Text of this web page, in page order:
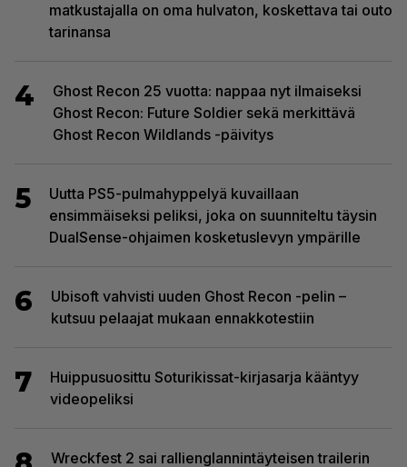
matkustajalla on oma hulvaton, koskettava tai outo
tarinansa
4
Ghost Recon 25 vuotta: nappaa nyt ilmaiseksi
Ghost Recon: Future Soldier sekä merkittävä
Ghost Recon Wildlands -päivitys
5
Uutta PS5-pulmahyppelyä kuvaillaan
ensimmäiseksi peliksi, joka on suunniteltu täysin
DualSense-ohjaimen kosketuslevyn ympärille
6
Ubisoft vahvisti uuden Ghost Recon -pelin –
kutsuu pelaajat mukaan ennakkotestiin
7
Huippusuosittu Soturikissat-kirjasarja kääntyy
videopeliksi
Wreckfest 2 sai rallienglannintäyteisen trailerin